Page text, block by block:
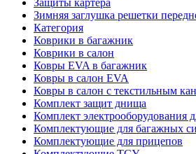
Защиты картера
Зимняя заглушка решетки
Категория
Коврики в багажник
Коврики в салон
Ковры EVA в багажник
Ковры в салон EVA
Ковры в салон с текстильным
Комплект защит днища
Комплект электрооборудования
Комплектующие для багажных
Комплектующие для прицепов